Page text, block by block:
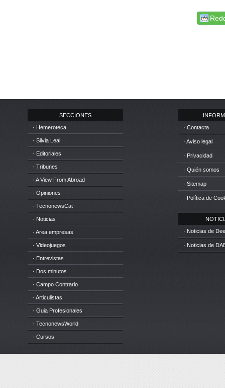
SECCIONES
· Hemeroteca
· Silvia Leal
· Editoriales
· Tribunes
· A View From Abroad
· Opiniones
· TecnonewsCat
· Noticias
· Area empresas
· Videojuegos
· Entrevistas
· Dos minutos
· Campo Contrario
· Articulistas
· Guia Profesionales
· TecnonewsWorld
· Cursos
· Contacta
· Aviso legal
· Privacidad
· Quién somos
· Sitemap
· Política de
· Noticias de
· Noticias de